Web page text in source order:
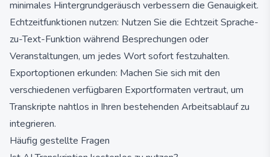
minimales Hintergrundgeräusch verbessern die Genauigkeit.
Echtzeitfunktionen nutzen: Nutzen Sie die Echtzeit Sprache-
zu-Text-Funktion während Besprechungen oder
Veranstaltungen, um jedes Wort sofort festzuhalten.
Exportoptionen erkunden: Machen Sie sich mit den
verschiedenen verfügbaren Exportformaten vertraut, um
Transkripte nahtlos in Ihren bestehenden Arbeitsablauf zu
integrieren.
Häufig gestellte Fragen